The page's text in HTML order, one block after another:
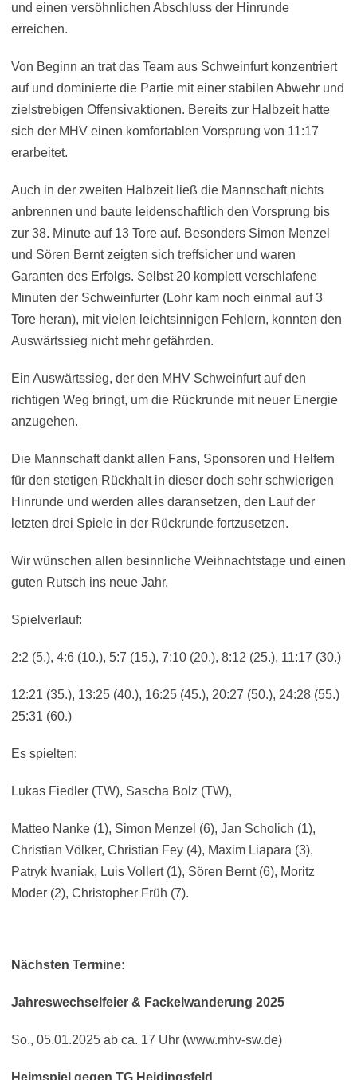
und einen versöhnlichen Abschluss der Hinrunde
erreichen.
Von Beginn an trat das Team aus Schweinfurt konzentriert
auf und dominierte die Partie mit einer stabilen Abwehr und
zielstrebigen Offensivaktionen. Bereits zur Halbzeit hatte
sich der MHV einen komfortablen Vorsprung von 11:17
erarbeitet.
Auch in der zweiten Halbzeit ließ die Mannschaft nichts
anbrennen und baute leidenschaftlich den Vorsprung bis
zur 38. Minute auf 13 Tore auf. Besonders Simon Menzel
und Sören Bernt zeigten sich treffsicher und waren
Garanten des Erfolgs. Selbst 20 komplett verschlafene
Minuten der Schweinfurter (Lohr kam noch einmal auf 3
Tore heran), mit vielen leichtsinnigen Fehlern, konnten den
Auswärtssieg nicht mehr gefährden.
Ein Auswärtssieg, der den MHV Schweinfurt auf den
richtigen Weg bringt, um die Rückrunde mit neuer Energie
anzugehen.
Die Mannschaft dankt allen Fans, Sponsoren und Helfern
für den stetigen Rückhalt in dieser doch sehr schwierigen
Hinrunde und werden alles daransetzen, den Lauf der
letzten drei Spiele in der Rückrunde fortzusetzen.
Wir wünschen allen besinnliche Weihnachtstage und einen
guten Rutsch ins neue Jahr.
Spielverlauf:
2:2 (5.), 4:6 (10.), 5:7 (15.), 7:10 (20.), 8:12 (25.), 11:17 (30.)
12:21 (35.), 13:25 (40.), 16:25 (45.), 20:27 (50.), 24:28 (55.)
25:31 (60.)
Es spielten:
Lukas Fiedler (TW), Sascha Bolz (TW),
Matteo Nanke (1), Simon Menzel (6), Jan Scholich (1),
Christian Völker, Christian Fey (4), Maxim Liapara (3),
Patryk Iwaniak, Luis Vollert (1), Sören Bernt (6), Moritz
Moder (2), Christopher Früh (7).
Nächsten Termine:
Jahreswechselfeier & Fackelwanderung 2025
So., 05.01.2025 ab ca. 17 Uhr (www.mhv-sw.de)